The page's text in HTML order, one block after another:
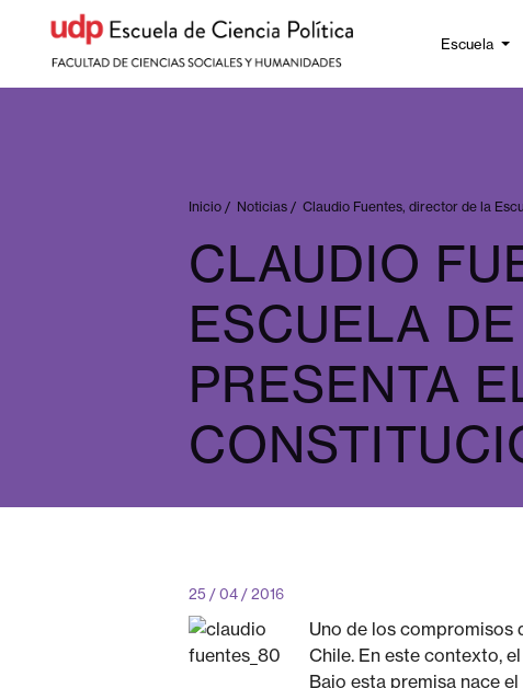
Escuela
Inicio / Noticias / Claudio Fuentes, director de la
CLAUDIO
ESCUELA
PRESENTA
25 / 04 / 2016
Uno de los compromisos
Chile. En este contexto,
Bajo esta premisa nace